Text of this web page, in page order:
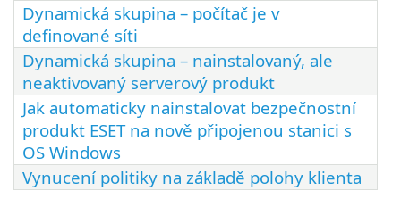
Dynamická skupina – počítač je v
definované síti
Dynamická skupina – nainstalovaný, ale
neaktivovaný serverový produkt
Jak automaticky nainstalovat bezpečnostní
produkt ESET na nově připojenou stanici s
OS Windows
Vynucení politiky na základě polohy klienta